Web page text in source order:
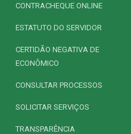
CONTRACHEQUE ONLINE
ESTATUTO DO SERVIDOR
CERTIDÃO NEGATIVA DE
ECONÔMICO
CONSULTAR PROCESSOS
SOLICITAR SERVIÇOS
TRANSPARÊNCIA